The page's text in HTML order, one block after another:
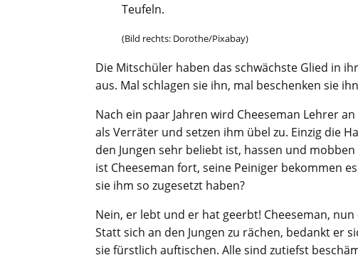
Teufeln.
(Bild rechts: Dorothe/Pixabay)
Die Mitschüler haben das schwächste Glied in
aus. Mal schlagen sie ihn, mal beschenken sie
Nach ein paar Jahren wird Cheeseman Lehrer
als Verräter und setzen ihm übel zu. Einzig die
den Jungen sehr beliebt ist, hassen und
ist Cheeseman fort, seine Peiniger bekommen
sie ihm so zugesetzt haben?
Nein, er lebt und er hat geerbt! Cheeseman,
Statt sich an den Jungen zu rächen, bedankt er
sie fürstlich auftischen. Alle sind zutiefst